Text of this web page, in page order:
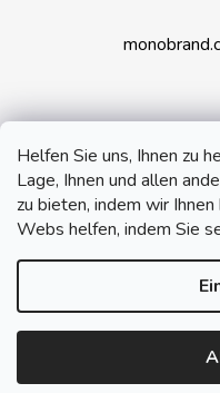
Helfen Sie uns, Ihnen zu
Lage, Ihnen und allen
zu bieten, indem wir
Webs helfen, indem Sie
Copyright 2026